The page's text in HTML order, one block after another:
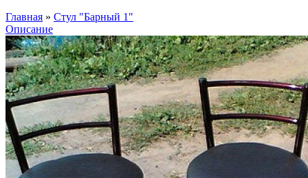
Главная » Стул "Барный 1"
Описание